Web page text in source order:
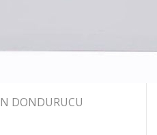
DONDURUCU